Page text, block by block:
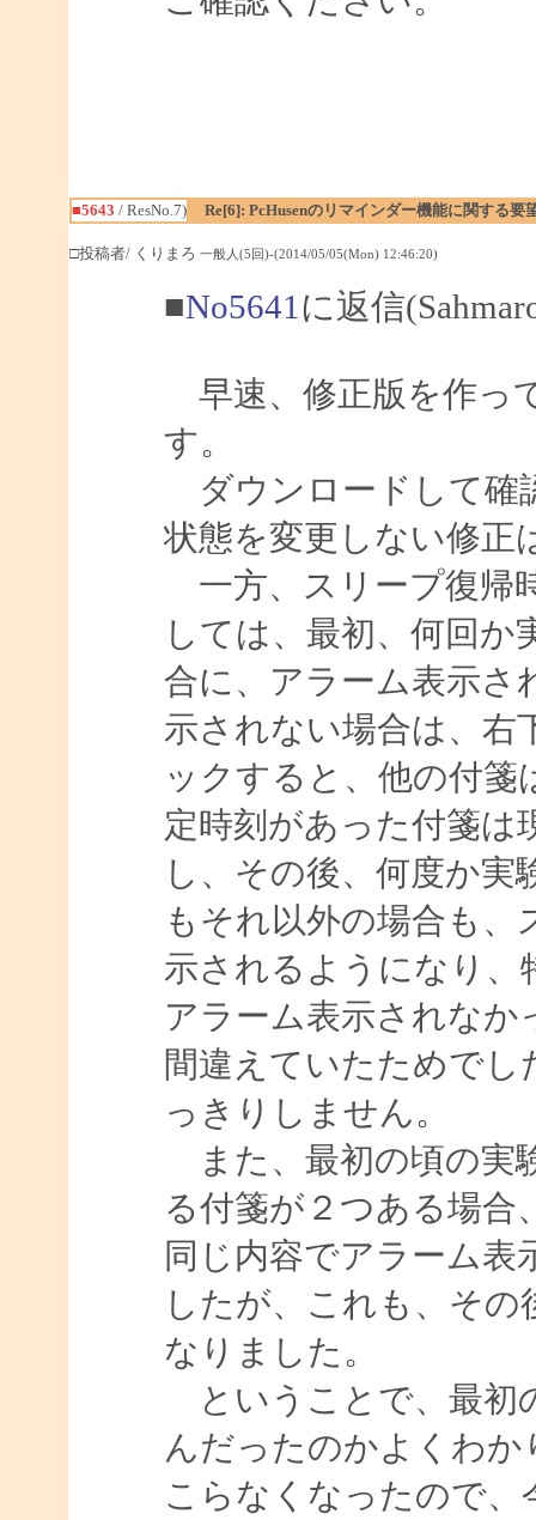
■5643 / ResNo.7) Re[6]: PcHusenのリマインダー機能に関する要
□投稿者/ くりまろ 一般人(5回)-(2014/05/05(Mon) 12:46:20)
■No5641 に返信
早速、修正版を作っ
す。
ダウンロードして確
状態を変更しない修正
一方、スリープ復帰
しては、最初、何回か
合に、アラーム表示さ
示されない場合は、右
ックすると、他の付箋
定時刻があった付箋は
し、その後、何度か実
もそれ以外の場合も、
示されるようになり、
アラーム表示されなか
間違えていたためで
っきりしません。
また、最初の頃の実
る付箋が２つある場合
同じ内容でアラーム
したが、これも、そ
なりました。
ということで、最初
んだったのかよくわ
こらなくなったので、